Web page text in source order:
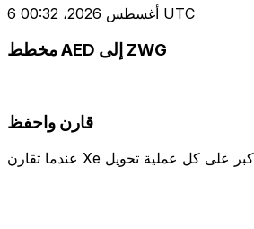
6 أغسطس 2026، 00:32 UTC
مخطط AED إلى ZWG
قارن واحفظ